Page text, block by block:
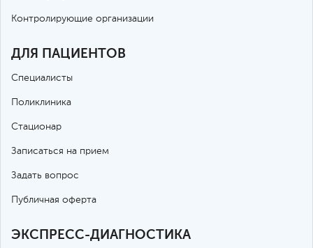
Контролирующие организации
ДЛЯ ПАЦИЕНТОВ
Специалисты
Поликлиника
Стационар
Записаться на прием
Задать вопрос
Публичная оферта
ЭКСПРЕСС-ДИАГНОСТИКА